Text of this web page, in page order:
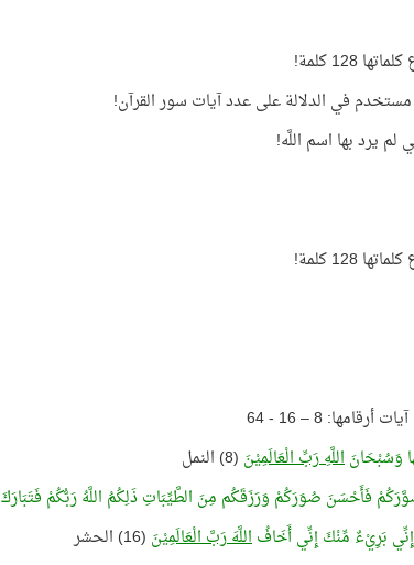
كلمة!
كلمة!
8 – 16 - 64
وَسُبْحَانَاللَّهِ رَبِّ الْعَالَمِيْنَ (8) النمل
فَأَحْسَنَ صُوَرَكُمْ وَرَزَقَكُم مِنَ الطَّيِّبَاتِ ذَلِكُمُ اللَّهُ رَبُّكُمْ فَتَبَارَكَ
إِنِّي بَرِيْءٌ مِّنْكَ إِنِّي أَخَافُاللَّهَ رَبَّ الْعَالَمِيْنَ (16) الحشر